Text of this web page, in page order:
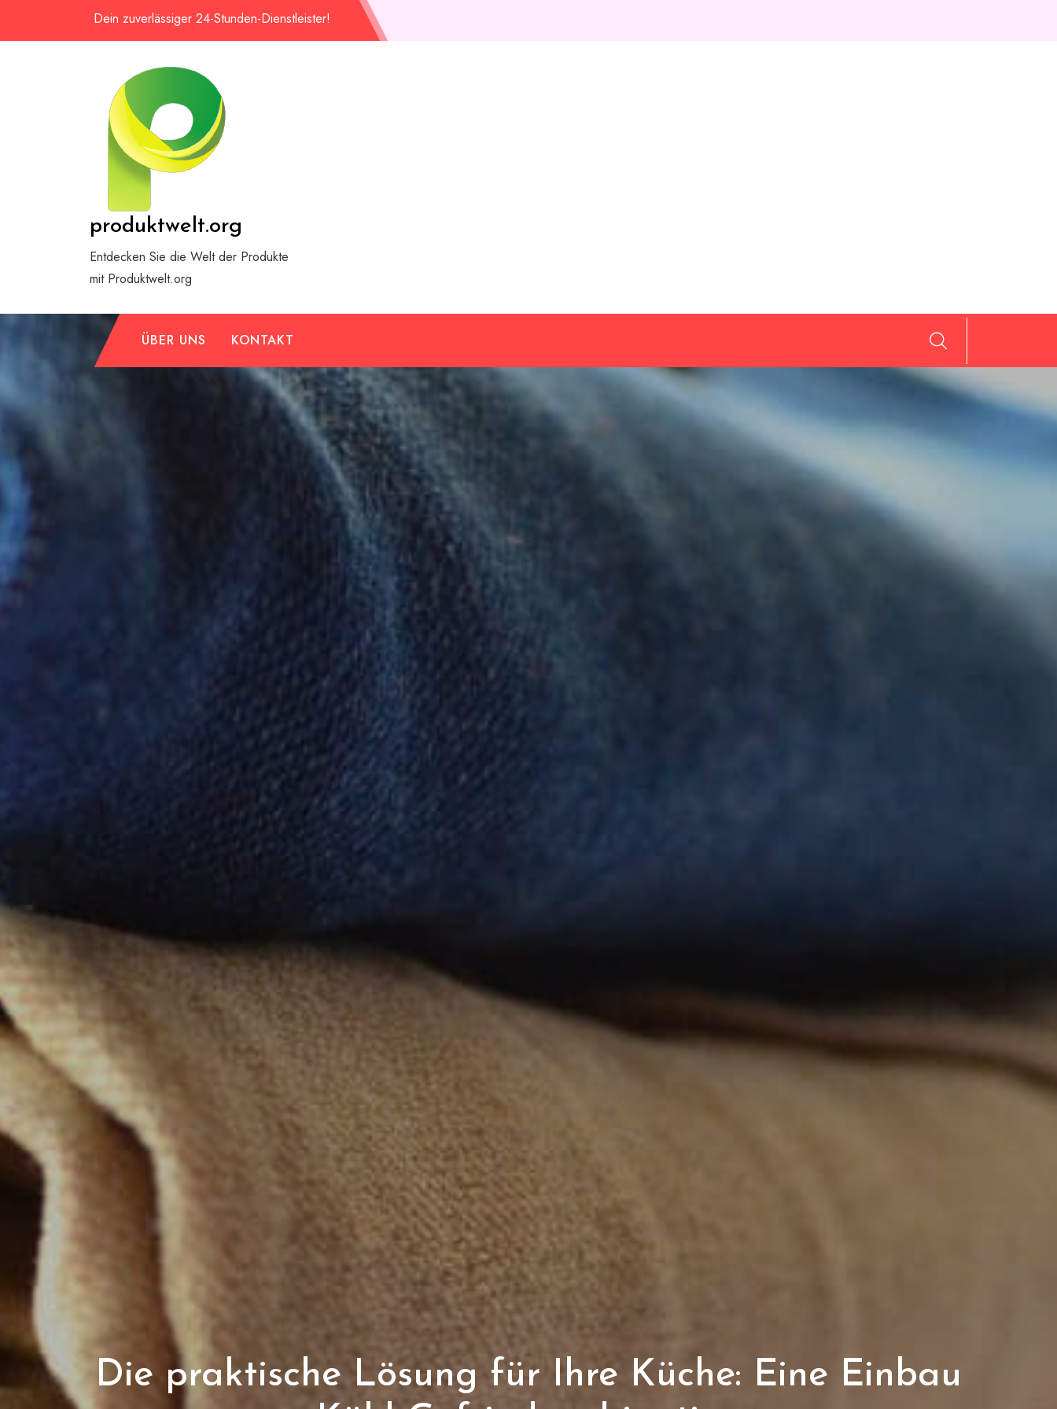
Dein zuverlässiger 24-Stunden-Dienstleister!
produktwelt.org
Entdecken Sie die Welt der Produkte
mit Produktwelt.org
ÜBER UNS KONTAKT
Die praktische Lösung für Ihre Küche: Eine Einbau